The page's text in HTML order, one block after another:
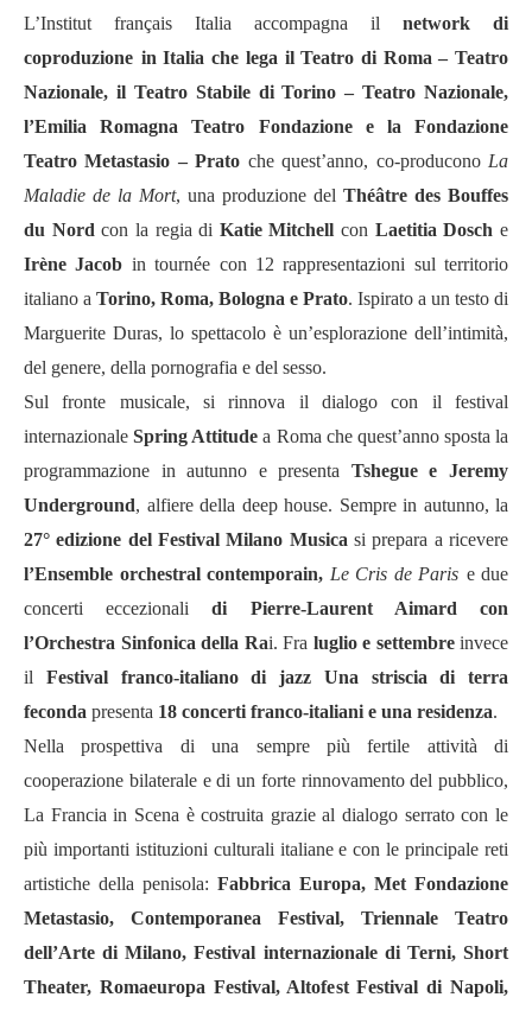
L’Institut français Italia accompagna il network di
coproduzione in Italia che lega il Teatro di Roma – Teatro
Nazionale, il Teatro Stabile di Torino – Teatro Nazionale,
l’Emilia Romagna Teatro Fondazione e la Fondazione
Teatro Metastasio – Prato che quest’anno, co-producono La
Maladie de la Mort, una produzione del Théâtre des Bouffes
du Nord con la regia di Katie Mitchell con Laetitia Dosch e
Irène Jacob in tournée con 12 rappresentazioni sul territorio
italiano a Torino, Roma, Bologna e Prato. Ispirato a un testo di
Marguerite Duras, lo spettacolo è un’esplorazione dell’intimità,
del genere, della pornografia e del sesso.
Sul fronte musicale, si rinnova il dialogo con il festival
internazionaleSpring Attitude a Roma che quest’anno sposta la
programmazione in autunno e presenta Tshegue e Jeremy
Underground, alfiere della deep house. Sempre in autunno, la
27° edizione del Festival Milano Musica si prepara a ricevere
l’Ensemble orchestral contemporain, Le Cris de Paris e due
concerti eccezionali di Pierre-Laurent Aimard con
l’Orchestra Sinfonica della Rai. Fra luglio e settembreinvece
il Festival franco-italiano di jazz Una striscia di terra
feconda presenta 18 concerti franco-italiani e una residenza.
Nella prospettiva di una sempre più fertile attività di
cooperazione bilaterale e di un forte rinnovamento del pubblico,
La Francia in Scena è costruita grazie al dialogo serrato con le
più importanti istituzioni culturali italiane e con le principale reti
artistiche della penisola: Fabbrica Europa, Met Fondazione
Metastasio, Contemporanea Festival, Triennale Teatro
dell’Arte di Milano, Festival internazionale di Terni, Short
Theater, Romaeuropa Festival, Altofest Festival di Napoli,